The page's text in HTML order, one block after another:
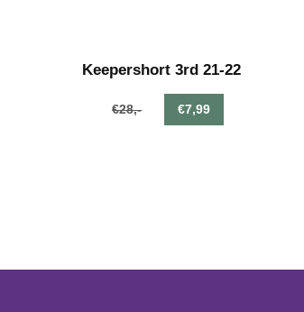
Keepershort 3rd 21-22
€28,- €7,99